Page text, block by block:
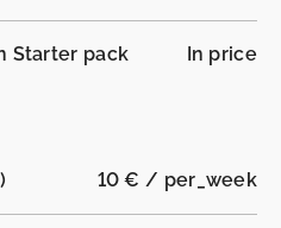
Starter pack In price
10 € / per_week